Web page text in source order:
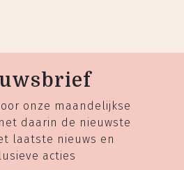
onze maandelijkse
daarin de nieuwste
laatste nieuws en
acties